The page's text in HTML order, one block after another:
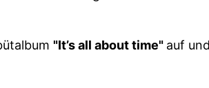
"It’s all about time" auf